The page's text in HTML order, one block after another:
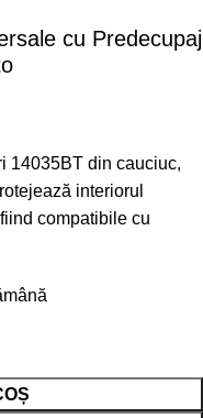
cu Predecupaj
14035BT din cauciuc,
interiorul
compatibile cu